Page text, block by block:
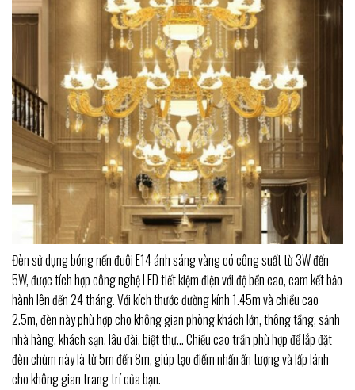
Đèn sử dụng bóng nến đuôi E14 ánh sáng vàng có công suất từ 3W đến
5W, được tích hợp công nghệ LED tiết kiệm điện với độ bền cao, cam kết bảo
hành lên đến 24 tháng. Với kích thước đường kính 1.45m và chiều cao
2.5m, đèn này phù hợp cho không gian phòng khách lớn, thông tầng, sảnh
nhà hàng, khách sạn, lâu đài, biệt thự… Chiều cao trần phù hợp để lắp đặt
đèn chùm này là từ 5m đến 8m, giúp tạo điểm nhấn ấn tượng và lấp lánh
cho không gian trang trí của bạn.